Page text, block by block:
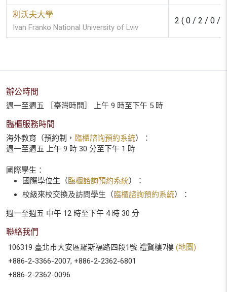
利沃夫大學
Ivan Franko National University of Lviv
2 ( 0 / 2 / 0 /
辦公時間
週一至週五 ［臺灣時間］ 上午 9 時至下午 5 時
臨櫃服務時間
海外教育（預約制， 臨櫃諮詢預約系統）：
週一至週五 上午 9 時 30 分至下午 1 時
國際學生：
國際學位生（臨櫃諮詢預約系統）：
校級來校交換及訪問學生（臨櫃諮詢預約系統）：
週一至週五 中午 12 時至下午 4 時 30 分
聯絡我們
106319 臺北市大安區羅斯福路四段1號 禮賢樓7樓 (地圖)
+886-2-3366-2007, +886-2-2362-6801
+886-2-2362-0096